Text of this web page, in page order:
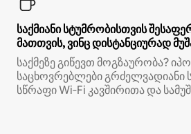
საქმიანი სტუმრობისთვის
მათთვის, ვინც დისტანციურად
საქმეზე გიწევთ მოგზაურობა?
საცხოვრებლები გრძელვადიანი
სწრაფი Wi‑Fi კავშირითა და